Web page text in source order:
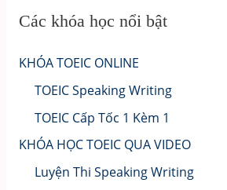
Các khóa học nổi bật
KHÓA TOEIC ONLINE
TOEIC Speaking Writing
TOEIC Cấp Tốc 1 Kèm 1
KHÓA HỌC TOEIC QUA VIDEO
Luyện Thi Speaking Writing